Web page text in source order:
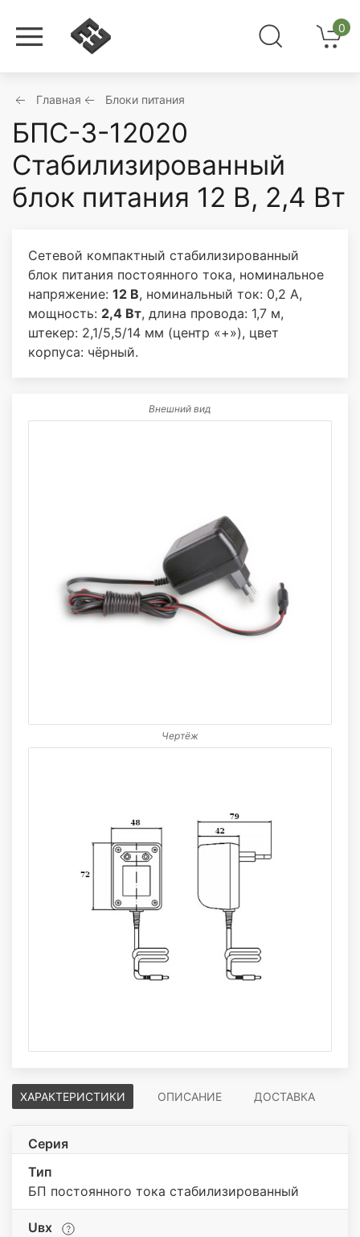
0
Главная Блоки питания
БПС-3-12020
Стабилизированный
блок питания 12 В, 2,4 Вт
Сетевой компактный стабилизированный
блок питания постоянного тока, номинальное
напряжение: 12 В, номинальный ток: 0,2 А,
мощность: 2,4 Вт, длина провода: 1,7 м,
штекер: 2,1/5,5/14 мм (центр «+»), цвет
корпуса: чёрный.
Внешний вид
Чертёж
ХАРАКТЕРИСТИКИ ОПИСАНИЕ ДОСТАВКА
Серия
Тип
БП постоянного тока стабилизированный
Uвх